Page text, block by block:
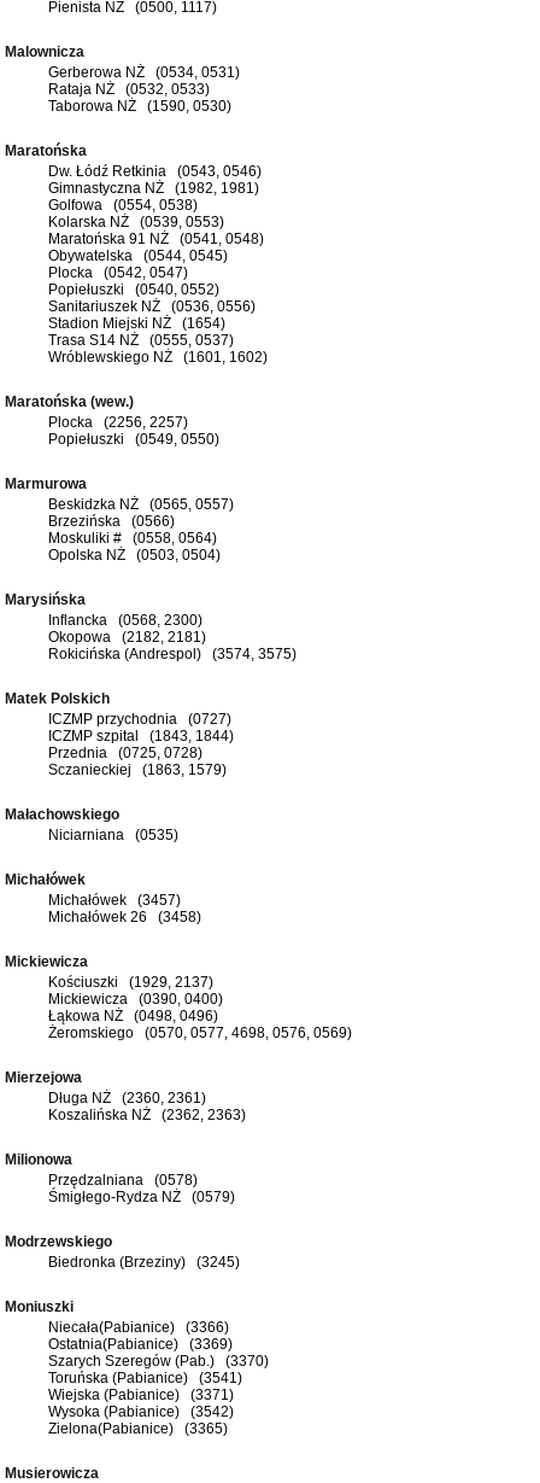
Pienista NŻ (0500, 1117)
Malownicza
Gerberowa NŻ (0534, 0531)
Rataja NŻ (0532, 0533)
Taborowa NŻ (1590, 0530)
Maratońska
Dw. Łódź Retkinia (0543, 0546)
Gimnastyczna NŻ (1982, 1981)
Golfowa (0554, 0538)
Kolarska NŻ (0539, 0553)
Maratońska 91 NŻ (0541, 0548)
Obywatelska (0544, 0545)
Plocka (0542, 0547)
Popiełuszki (0540, 0552)
Sanitariuszek NŻ (0536, 0556)
Stadion Miejski NŻ (1654)
Trasa S14 NŻ (0555, 0537)
Wróblewskiego NŻ (1601, 1602)
Maratońska (wew.)
Plocka (2256, 2257)
Popiełuszki (0549, 0550)
Marmurowa
Beskidzka NŻ (0565, 0557)
Brzezińska (0566)
Moskuliki # (0558, 0564)
Opolska NŻ (0503, 0504)
Marysińska
Inflancka (0568, 2300)
Okopowa (2182, 2181)
Rokicińska (Andrespol) (3574, 3575)
Matek Polskich
ICZMP przychodnia (0727)
ICZMP szpital (1843, 1844)
Przednia (0725, 0728)
Sczanieckiej (1863, 1579)
Małachowskiego
Niciarniana (0535)
Michałówek
Michałówek (3457)
Michałówek 26 (3458)
Mickiewicza
Kościuszki (1929, 2137)
Mickiewicza (0390, 0400)
Łąkowa NŻ (0498, 0496)
Żeromskiego (0570, 0577, 4698, 0576, 0569)
Mierzejowa
Długa NŻ (2360, 2361)
Koszalińska NŻ (2362, 2363)
Milionowa
Przędzalniana (0578)
Śmigłego-Rydza NŻ (0579)
Modrzewskiego
Biedronka (Brzeziny) (3245)
Moniuszki
Niecała(Pabianice) (3366)
Ostatnia(Pabianice) (3369)
Szarych Szeregów (Pab.) (3370)
Toruńska (Pabianice) (3541)
Wiejska (Pabianice) (3371)
Wysoka (Pabianice) (3542)
Zielona(Pabianice) (3365)
Musierowicza